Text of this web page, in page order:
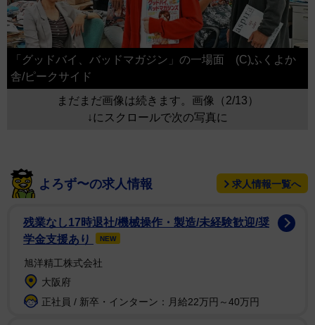
「グッドバイ、バッドマガジン」の一場面 (C)ふくよか
舎/ピークサイド
まだまだ画像は続きます。画像（2/13）
↓にスクロールで次の写真に
よろず〜の求人情報 求人情報一覧へ
残業なし17時退社/機械操作・製造/未経験歓迎/奨
学金支援あり
NEW
旭洋精工株式会社
大阪府
正社員 / 新卒・インターン：月給22万円～40万円